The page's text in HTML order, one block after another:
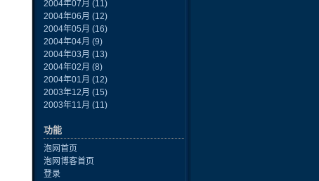
2004年07月 (11)
2004年06月 (12)
2004年05月 (16)
2004年04月 (9)
2004年03月 (13)
2004年02月 (8)
2004年01月 (12)
2003年12月 (15)
2003年11月 (11)
功能
泡网首页
泡网博客首页
登录